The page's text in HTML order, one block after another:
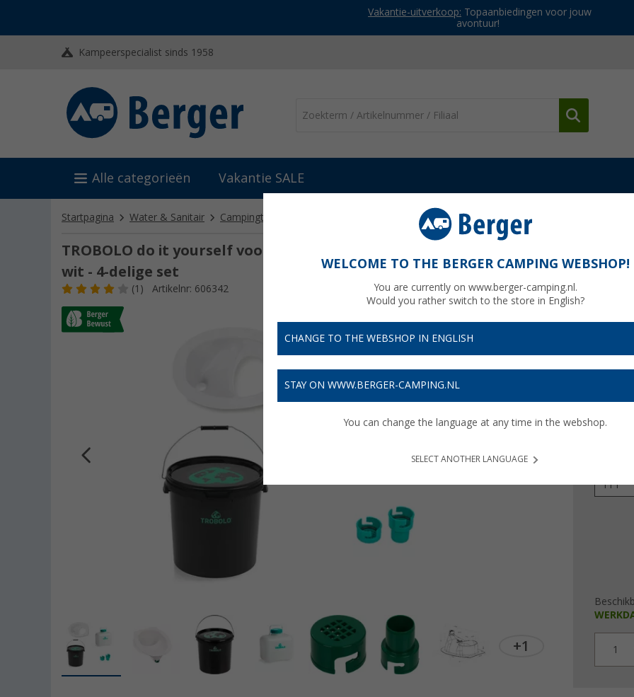
Vakantie-uitverkoop: Topaanbiedingen voor jouw
avontuur!
Kampeerspecialist sinds 1958
Alle categorieën Vakantie SALE
Startpagina Water & Sanitair Campingtoiletten Composttoiletten gescheiden opvang TROBOLO do it yourself
TROBOLO do it yourself voor selfmade bouw van het scheidingstoilet 11 liter
wit - 4-delige set
(1) Artikelnr: 606342
+1
€
Kleur
11 l
1
WELCOME TO THE BERGER CAMPING WEBSHOP!
You are currently on www.berger-camping.nl.
Would you rather switch to the store in English?
CHANGE TO THE WEBSHOP IN ENGLISH
STAY ON WWW.BERGER-CAMPING.NL
You can change the language at any time in the webshop.
SELECT ANOTHER LANGUAGE